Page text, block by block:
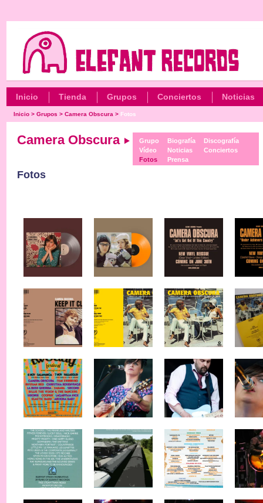
Inicio Tienda Grupos Conciertos Noticias
Inicio >Grupos >Camera Obscura > Fotos
Camera Obscura
Grupo
Vídeo
Fotos
Biografía
Noticias
Prensa
Discografía
Conciertos
Fotos